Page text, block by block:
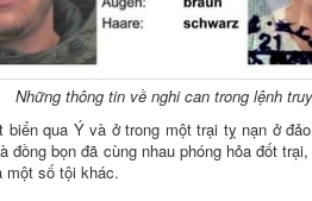
Những thông tin về nghi can trong lệnh
qua Ý và ở trong một trại tỵ nạn ở đảo
đồng bọn đã cùng nhau phóng hỏa đốt
một số tội khác.